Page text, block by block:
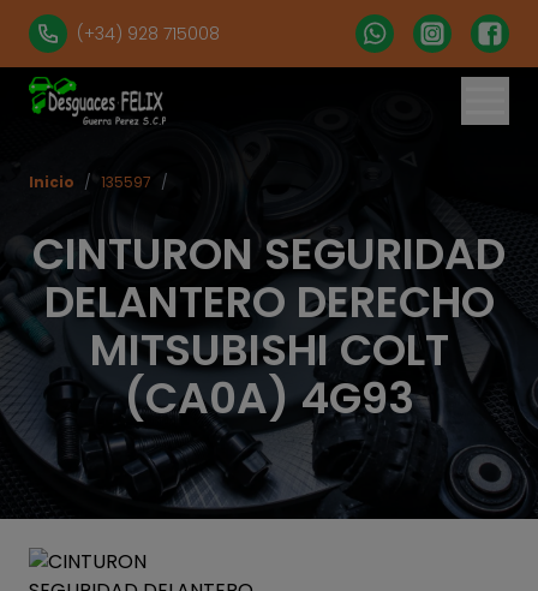
(+34) 928 715008
CINTURON SEGURIDAD
DELANTERO DERECHO
MITSUBISHI COLT
(CA0A) 4G93
Inicio / 135597 /